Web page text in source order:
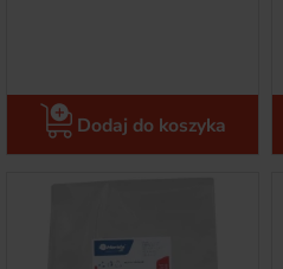
Dodaj do koszyka